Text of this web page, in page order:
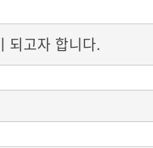
되고자 합니다.